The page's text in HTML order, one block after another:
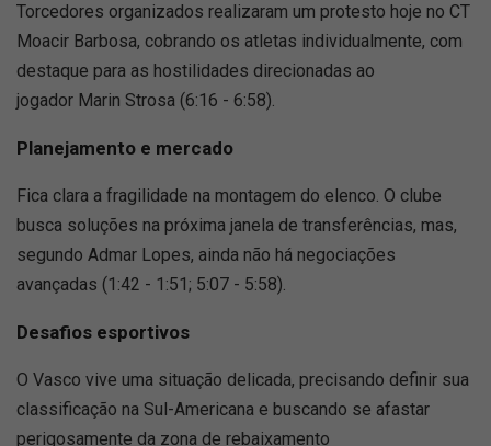
Torcedores organizados realizaram um protesto hoje no CT
Moacir Barbosa, cobrando os atletas individualmente, com
destaque para as hostilidades direcionadas ao
jogador Marin Strosa (6:16 - 6:58).
Planejamento e mercado
Fica clara a fragilidade na montagem do elenco. O clube
busca soluções na próxima janela de transferências, mas,
segundo Admar Lopes, ainda não há negociações
avançadas (1:42 - 1:51; 5:07 - 5:58).
Desafios esportivos
O Vasco vive uma situação delicada, precisando definir sua
classificação na Sul-Americana e buscando se afastar
perigosamente da zona de rebaixamento